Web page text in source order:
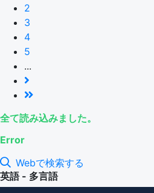
2
3
4
5
...
全て読み込みました。
Error
Webで検索する
英語 - 多言語